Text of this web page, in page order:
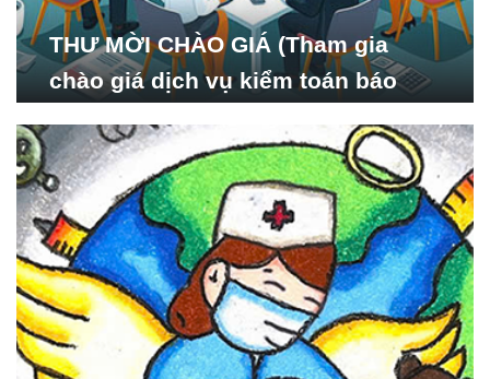
THƯ MỜI CHÀO GIÁ (Tham gia
chào giá dịch vụ kiểm toán báo
Nghiên cứu Phát triển Xã
hội_ISDS)